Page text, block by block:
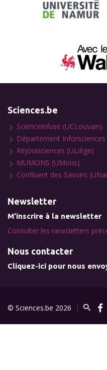
Sciences.be
Scienceinfuse (UCLouvain)
Département Inforsciences
Réjouisciences (ULiège)
MUMONS (UMons)
Confluent des Savoirs
Newsletter
M'inscrire à la newsletter
Consulter les newsletters
Nous contacter
Cliquez-ici pour nous
© Sciences.be 2026 |